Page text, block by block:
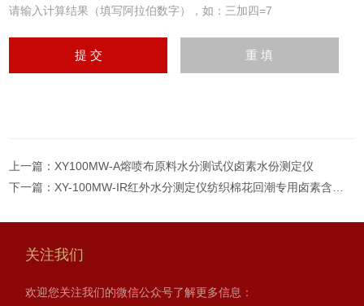
请输入计算结果（填写阿拉伯数字），如：三加四=7
上一篇： XY100MW-A熔喷布原料水分测试仪卤素水份测定仪
下一篇： XY-100MW-IR红外水分测定仪纺织棉花回潮专用卤素含水率
关注我们
欢迎您关注我们的微信公众号了解更多信息：